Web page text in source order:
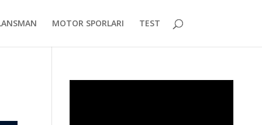
MOTOR SPORLARI TEST